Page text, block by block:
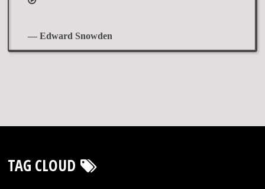
— Edward Snowden
TAG CLOUD